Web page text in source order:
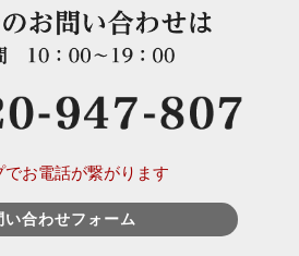
お電話が繋がります
い合わせフォーム